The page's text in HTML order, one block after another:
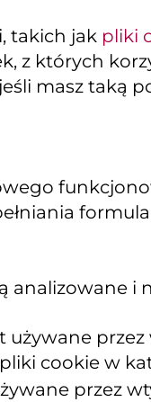
takich jak pliki
z których
masz taką
i
używane
cookie w
przez